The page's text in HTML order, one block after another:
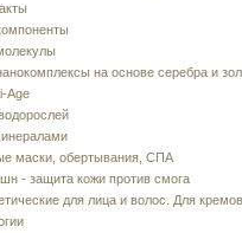
на основе серебра и
Age
маски, обертывания, СПА
- защита кожи против смога
для лица и волос. Для